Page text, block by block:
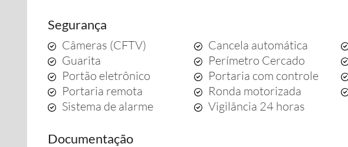
Segurança
Câmeras (CFTV) Cancela automática
Guarita
Perímetro Cercado
Portão eletrônico
Portaria com controle
Portaria remota
Ronda motorizada
Sistema de alarme
Vigilância 24 horas
Documentação